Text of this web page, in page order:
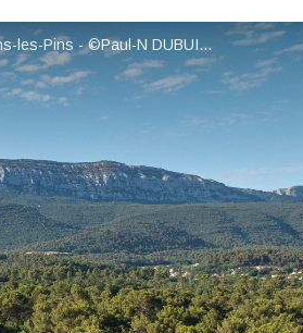
Camping Domaine de La Sainte Baume_Nans-les-Pins - ©Paul-N DUBUISSON